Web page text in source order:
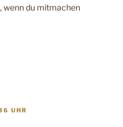
wenn du mitmachen
UHR